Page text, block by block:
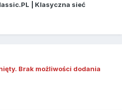
| Klasyczna sieć
Brak możliwości dodania